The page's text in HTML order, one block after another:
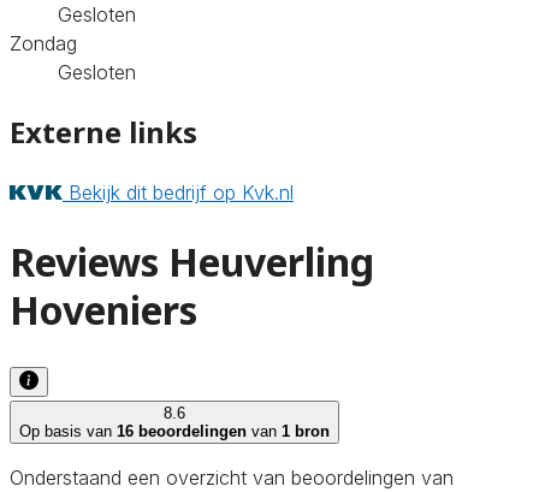
Gesloten
Zondag
Gesloten
Externe links
Bekijk dit bedrijf op Kvk.nl
Reviews Heuverling
Hoveniers
8.6
Op basis van 16 beoordelingen van 1 bron
Onderstaand een overzicht van beoordelingen van